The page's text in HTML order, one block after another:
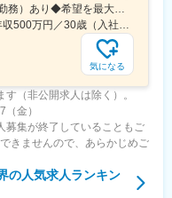
◆転勤なし◆リモートワーク（在宅勤務）あり◆希望を最大限に考慮◆Uターン・Iターン歓迎東京23区を中心とした首都圏（東京・神奈川・千葉・埼玉など）の各プロジェクト先◎未経験の方は東京本社での研修あり＜プロジェクト先＞■東京23区内千代田・中央・港・新宿・文京・台東・墨田・江東・品川・目黒・大田・世田谷・渋谷・中野・杉並・豊島・北・荒川・板橋・練馬・足立・葛飾・江戸川 等■神奈川横浜・川崎・相模原・横須賀・平塚・茅ヶ崎・大和・厚木 等■千葉舞浜 等■埼玉さいたま市・和光 等▼東京本社東京都目黒区東山3-22-3 3F▼代官山オフィス東京都渋谷区代官山町20-23 フォレストゲート代官山3F▼渋谷オフィス東京都渋谷区道玄坂1-19-2 スプラインビル8F└1階のエイベックスグループが目印▼大阪オフィス大阪府大阪市北区大深町3-40 グランフロント大阪26F▼名古屋オフィス愛知県名古屋市中区錦2-7-7 プラウドタワー23F※千葉・滋賀にサテライトオフィス開設済み※札幌・仙台・福岡へも展開予定◆アクセスプロジェクト先による
年収600万円／35歳（入社5年） 年収500万円／30歳（入社4年）
気になる
（非公開求人は除く）。
金）
募集が終了していることもご
きませんので、あらかじめご
の人気求人ランキン